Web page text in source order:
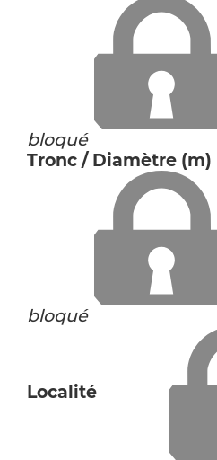
bloqué
Tronc / Diamètre (m)
bloqué
Localité